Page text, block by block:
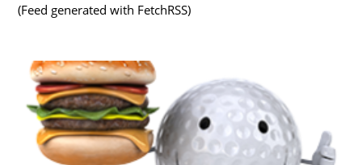
(Feed generated with FetchRSS)